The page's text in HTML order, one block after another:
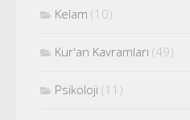
Kelam (10)
Kur'an Kavramları (49)
Psikoloji (11)